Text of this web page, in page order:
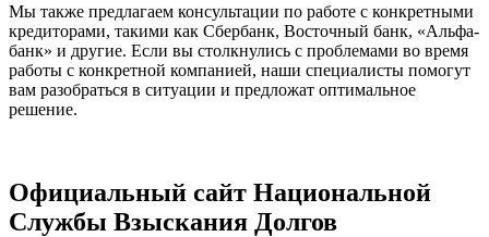
Мы также предлагаем консультации по работе с конкретными
кредиторами, такими как Сбербанк, Восточный банк, «Альфа-
банк» и другие. Если вы столкнулись с проблемами во время
работы с конкретной компанией, наши специалисты помогут
вам разобраться в ситуации и предложат оптимальное
решение.
Официальный сайт Национальной
Службы Взыскания Долгов